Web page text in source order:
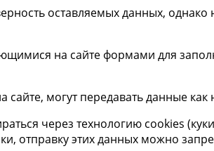
оставляемых данных, однако
на сайте формами для
могут передавать данные
через технологию cookies
отправку этих данных можно